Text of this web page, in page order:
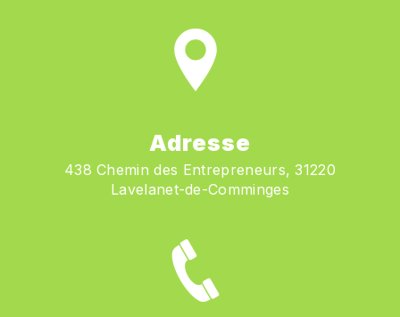
Adresse
438 Chemin des Entrepreneurs, 31220
Lavelanet-de-Comminges